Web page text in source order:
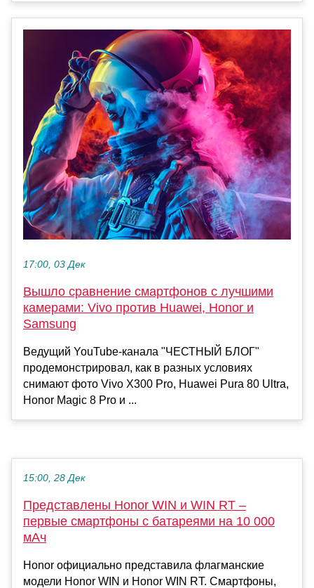
17:00, 03 Дек
Вышло сравнение смартфонов с лучшими
камерами: Vivo против Huawei, Honor и
Samsung
Ведущий YouTube-канала "ЧЕСТНЫЙ БЛОГ"
продемонстрировал, как в разных условиях
снимают фото Vivo X300 Pro, Huawei Pura 80 Ultra,
Honor Magic 8 Pro и ...
15:00, 28 Дек
Представлены Honor WIN и WIN RT –
первые смартфоны с батареями на 10 000
мАч
Honor официально представила флагманские
модели Honor WIN и Honor WIN RT. Смартфоны,